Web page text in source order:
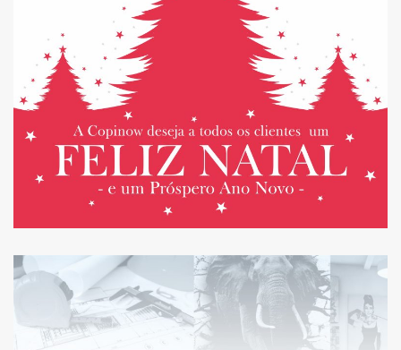
HORÁRIO DE NATAL 2025
E FIM DE ANO